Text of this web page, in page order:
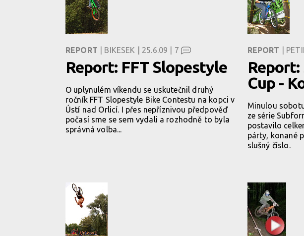
REPORT | BIKESEK | 25.6.09 | 7
Report: FFT Slopestyle
O uplynulém víkendu se uskutečnil druhý
ročník FFT Slopestyle Bike Contestu na kopci v
Ústí nad Orlicí. I přes nepříznivou předpověď
počasí sme se sem vydali a rozhodně to byla
správná volba...
REPORT |
Report:
Cup -
Minulou
ze série
postavilo
párty, konané
slušný číslo.